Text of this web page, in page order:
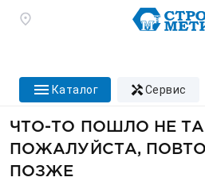
каталог сервис
ЧТО-ТО ПОШЛО НЕ
ПОЖАЛУЙСТА,
ПОЗЖЕ